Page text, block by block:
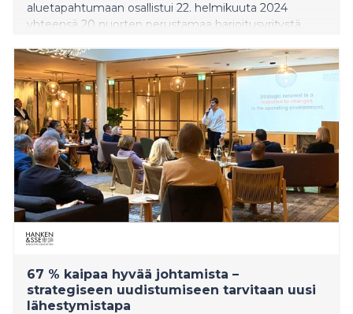
aluetapahtumaan osallistui 22. helmikuuta 2024
yhteensä 20 nuorten perustamaa harjoitusyritystä
opiskelijaa. Yritysmaailman asiantuntijoista koostuva
tuomaristo valitsi kilpailuun osallistuneiden joukosta
neljä yritystä, joiden tie jatkuu finaaliin huhtikuussa
Helsingissä. Nuoret esittelivät yritystensä tuotteita ja
palveluita Uskalla Yrittää -tapahtumassa kauppakeskus
Sokkarilla.
67 % kaipaa hyvää johtamista –
strategiseen uudistumiseen tarvitaan uusi
lähestymistapa